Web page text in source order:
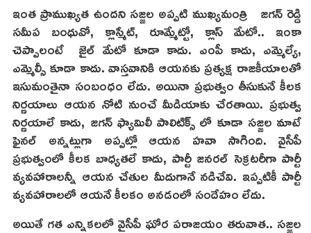
ఇంత ప్రాముఖ్యత ఉందని సజ్జల అప్పటి ముఖ్యమంత్రి జగన్ రెడ్డి
సమీప బంధువో, క్లాస్మేట్, రూమ్మేట్టో, క్లాస్ మేటో.. ఇంకా
చెప్పాలంటే జైల్ మేటో కూడా కాదు. ఎంపీ కాదు, ఎమ్మెల్యే,
ఎమ్మెల్సీ కూడా కాదు. వాస్తవానికి ఆయనకు ప్రత్యక్ష రాజకీయాలతో
ఇసుమంతైనా సంబంధం లేదు. అయినా ప్రభుత్వం తీసుకునే కీలక
నిర్ణయాలు ఆయన నోటి నుంచే మీడియాకు చేరతాయి. ప్రభుత్వ
నిర్ణయాలే కాదు, జగన్ ఫ్యామిలీ పాలిటిక్స్ లో కూడా సజ్జల మాటే
ఫైనల్ అన్నట్లుగా అప్పట్లో ఆయన హవా సాగింది. వైసీపీ
ప్రభుత్వంలో కీలక బాధ్యతలే కాదు, పార్టీ జనరల్ సెక్రటరీగా పార్టీ
వ్యవహారాలన్నీ ఆయన చేతుల మీదుగానే నడిచేవి. ఇప్పటికీ పార్టీ
వ్యవహారాలలో ఆయనే కీలకం అనడంలో సందేహం లేదు.
అయితే గత ఎన్నికలలో వైసీపీ ఘోర పరాజయం తరువాత.. సజ్జల